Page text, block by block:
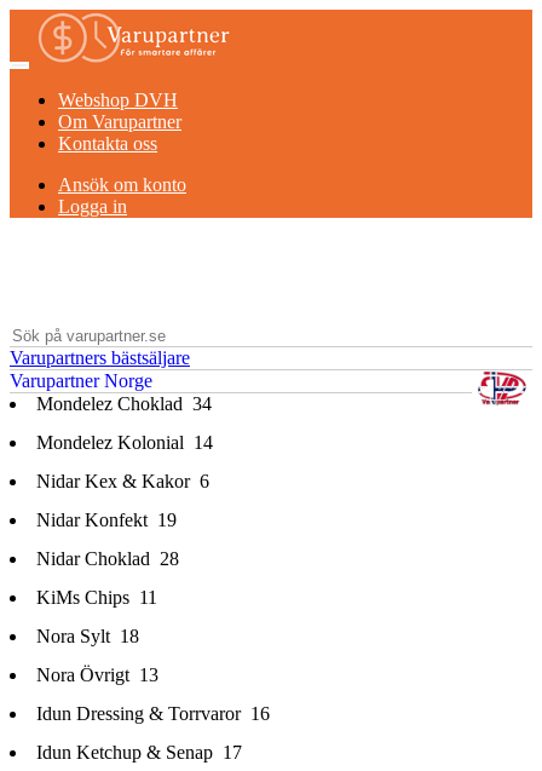
Webshop DVH
Om Varupartner
Kontakta oss
Ansök om konto
Logga in
Varupartners bästsäljare
Varupartner Norge
Mondelez Choklad 34
Mondelez Kolonial 14
Nidar Kex & Kakor 6
Nidar Konfekt 19
Nidar Choklad 28
KiMs Chips 11
Nora Sylt 18
Nora Övrigt 13
Idun Dressing & Torrvaror 16
Idun Ketchup & Senap 17